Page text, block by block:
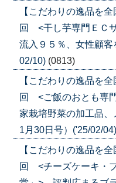
【こだわりの逸品を
回 <干し芋専門ＥＣ
流入９５％、女性顧
02/10) (0813)
【こだわりの逸品を
回 <ご飯のおとも専
家栽培野菜の加工品
1月30日号）('25/02/04)
【こだわりの逸品を
回 <チーズケーキ・